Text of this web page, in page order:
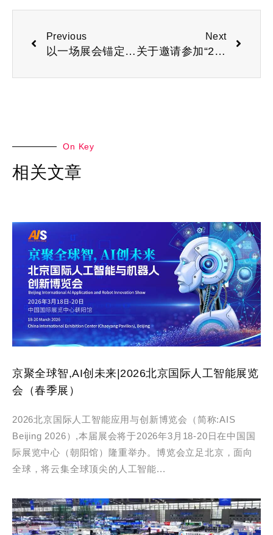
Previous
以一场展会锚定全年三大核心目标：2026杭州国际人工智能展会
Next
关于邀请参加“2026北京国际人工智能与机器人博览会”的通知
On Key
相关文章
京聚全球智,AI创未来|2026北京国际人工智能展览
会（春季展）
2026北京国际人工智能应用与创新博览会（简称:AIS
Beijing 2026）,本届展会将于2026年3月18-20日在中国国
际展览中心（朝阳馆）隆重举办。博览会立足北京，面向
全球，将云集全球顶尖的人工智能...